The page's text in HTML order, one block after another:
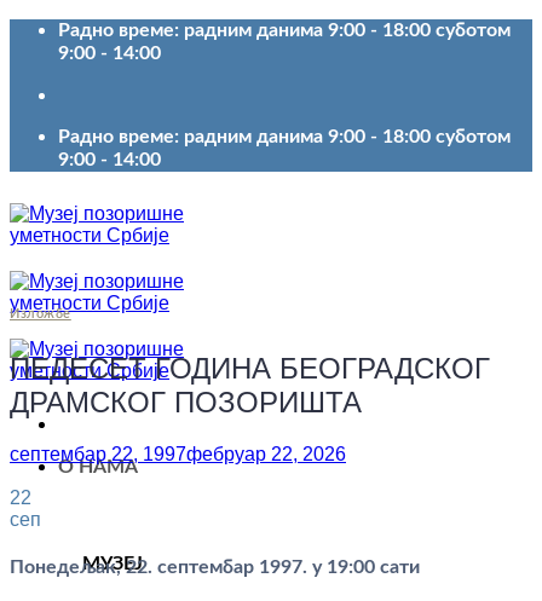
ПређиРадно време: радним данима 9:00 - 18:00 суботом
9:00 - 14:00
Радно време: радним данима 9:00 - 18:00 суботом
9:00 - 14:00
О НАМА
МУЗЕЈ
Изложбе
ПЕДЕСЕТ ГОДИНА БЕОГРАДСКОГ
ДРАМСКОГ ПОЗОРИШТА
септембар 22, 1997фебруар 22, 2026
22
сеп
Понедељак, 22. септембар 1997. у 19:00 сати